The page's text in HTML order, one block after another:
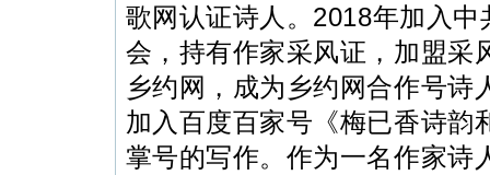
歌网认证诗人。 2018年加入中
会，持有作家采风证，加盟采
乡约网，成为乡约网合作号诗
加入百度百家号《梅已香诗韵
掌号的写作。 作为一名作家诗